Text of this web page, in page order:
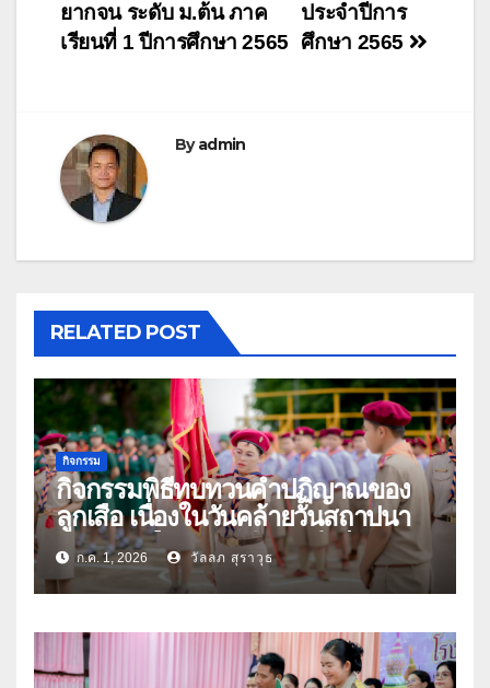
ประจำปีการ
ศึกษา 2565
ยากจน ระดับ ม.ต้น ภาค
เรียนที่ 1 ปีการศึกษา 2565
Byadmin
RELATED POST
กิจกรรม
กิจกรรมพิธีทบทวนคำปฏิญาณของ
ลูกเสือ เนื่องในวันคล้ายวันสถาปนา
คณะลูกเสือแห่งชาติ ประจำปี 2569
ก.ค. 1, 2026 วัลลภ สุราวุธ